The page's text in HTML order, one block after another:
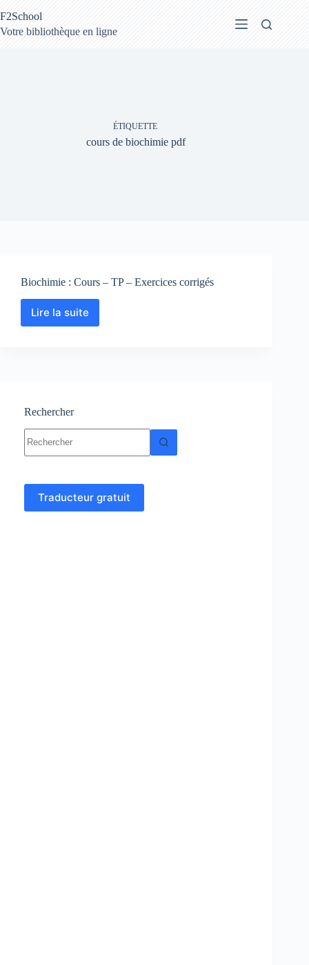
au
contenu
F2School
Votre bibliothèque en ligne
ÉTIQUETTE
cours de biochimie pdf
Biochimie : Cours – TP – Exercices corrigés
Lire la suite
Biochimie
corrigés
Rechercher
résultat
Traducteur gratuit